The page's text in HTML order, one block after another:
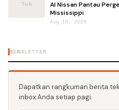
AI Nissan Pantau
Mississippi
Aug 10, 2026
NEWSLETTER
Dapatkan rangkuman berita
inbox Anda setiap pagi.